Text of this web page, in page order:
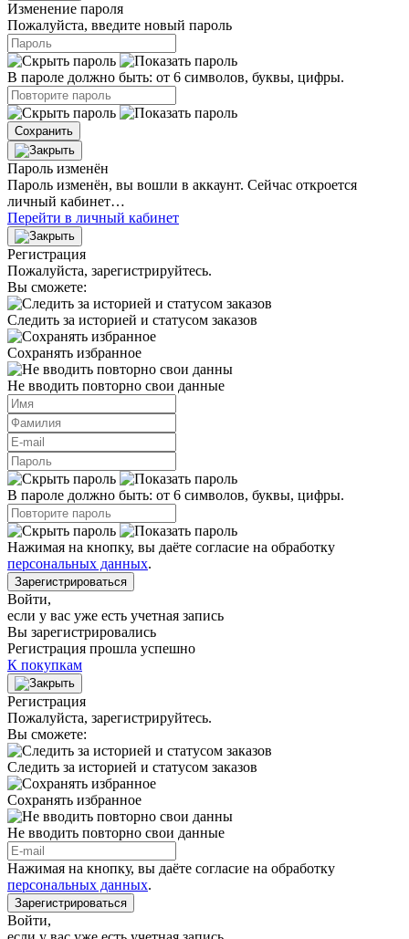
Изменение пароля
Пожалуйста, введите новый пароль
В пароле должно быть: от 6 символов, буквы, цифры.
Сохранить
Пароль изменён
Пароль изменён, вы вошли в аккаунт. Сейчас откроется
личный кабинет…
Перейти в личный кабинет
Регистрация
Пожалуйста, зарегистрируйтесь.
Вы сможете:
Следить за историей и статусом заказов
Сохранять избранное
Не вводить повторно свои данные
В пароле должно быть: от 6 символов, буквы, цифры.
Нажимая на кнопку, вы даёте согласие на обработку
персональных данных.
Зарегистрироваться
Войти,
если у вас уже есть учетная запись
Вы зарегистрировались
Регистрация прошла успешно
К покупкам
Регистрация
Пожалуйста, зарегистрируйтесь.
Вы сможете:
Следить за историей и статусом заказов
Сохранять избранное
Не вводить повторно свои данные
Нажимая на кнопку, вы даёте согласие на обработку
персональных данных.
Зарегистрироваться
Войти,